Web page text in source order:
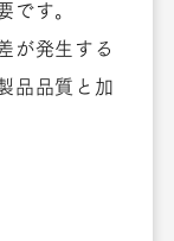
です。
が発生する
品品質と加